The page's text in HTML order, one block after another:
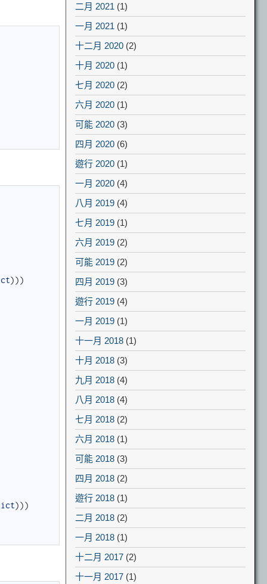
)))
)))
二月 2021 (1)
一月 2021 (1)
十二月 2020 (2)
十月 2020 (1)
七月 2020 (2)
六月 2020 (1)
可能 2020 (3)
四月 2020 (6)
遊行 2020 (1)
一月 2020 (4)
八月 2019 (4)
七月 2019 (1)
六月 2019 (2)
可能 2019 (2)
四月 2019 (3)
遊行 2019 (4)
一月 2019 (1)
十一月 2018 (1)
十月 2018 (3)
九月 2018 (4)
八月 2018 (4)
七月 2018 (2)
六月 2018 (1)
可能 2018 (3)
四月 2018 (2)
遊行 2018 (1)
二月 2018 (2)
一月 2018 (1)
十二月 2017 (2)
十一月 2017 (1)